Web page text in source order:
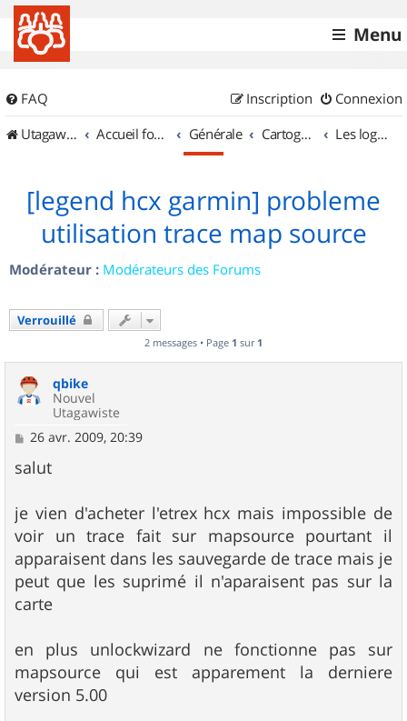
Menu
FAQ Connexion
Inscription
UtagawaVTT (Randos VTT et VTTAE avec traces GPS)
Accueil forum Générale Cartographie et GPS Les logiciels
[legend hcx garmin] probleme
utilisation trace map source
Modérateur : Modérateurs des Forums
Verrouillé
2 messages • Page 1 sur 1
qbike
Nouvel
Utagawiste
M
s
s
g
e
26 avr. 2009, 20:39
salut
je vien d'acheter l'etrex hcx mais impossible de
voir un trace fait sur mapsource pourtant il
apparaisent dans les sauvegarde de trace mais je
peut que les suprimé il n'aparaisent pas sur la
carte
en plus unlockwizard ne fonctionne pas sur
mapsource qui est apparement la derniere
version 5.00